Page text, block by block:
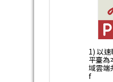
1) 以
平臺為
域雲端
f